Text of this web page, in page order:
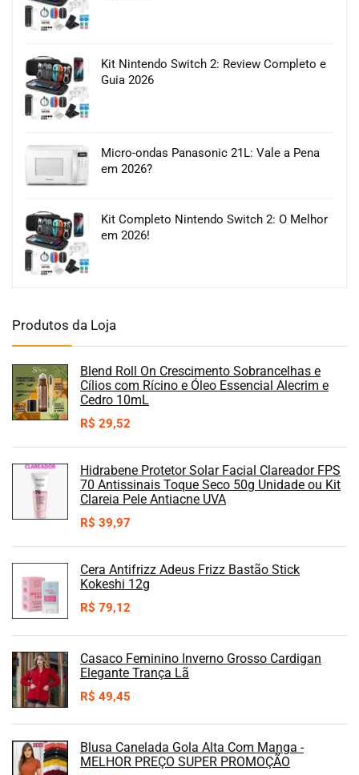
Kit Nintendo Switch 2: Review Completo e
Guia 2026
Micro-ondas Panasonic 21L: Vale a Pena
em 2026?
Kit Completo Nintendo Switch 2: O Melhor
em 2026!
Produtos da Loja
Blend Roll On Crescimento Sobrancelhas e
Cílios com Rícino e Óleo Essencial Alecrim e
Cedro 10mL
R$ 29,52
Hidrabene Protetor Solar Facial Clareador FPS
70 Antissinais Toque Seco 50g Unidade ou Kit
Clareia Pele Antiacne UVA
R$ 39,97
Cera Antifrizz Adeus Frizz Bastão Stick
Kokeshi 12g
R$ 79,12
Casaco Feminino Inverno Grosso Cardigan
Elegante Trança Lã
R$ 49,45
Blusa Canelada Gola Alta Com Manga -
MELHOR PREÇO SUPER PROMOÇÃO